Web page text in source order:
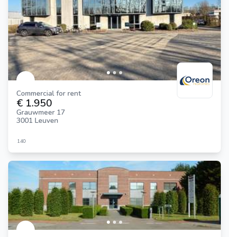
Commercial for rent
€ 1.950
Grauwmeer 17
3001 Leuven
140